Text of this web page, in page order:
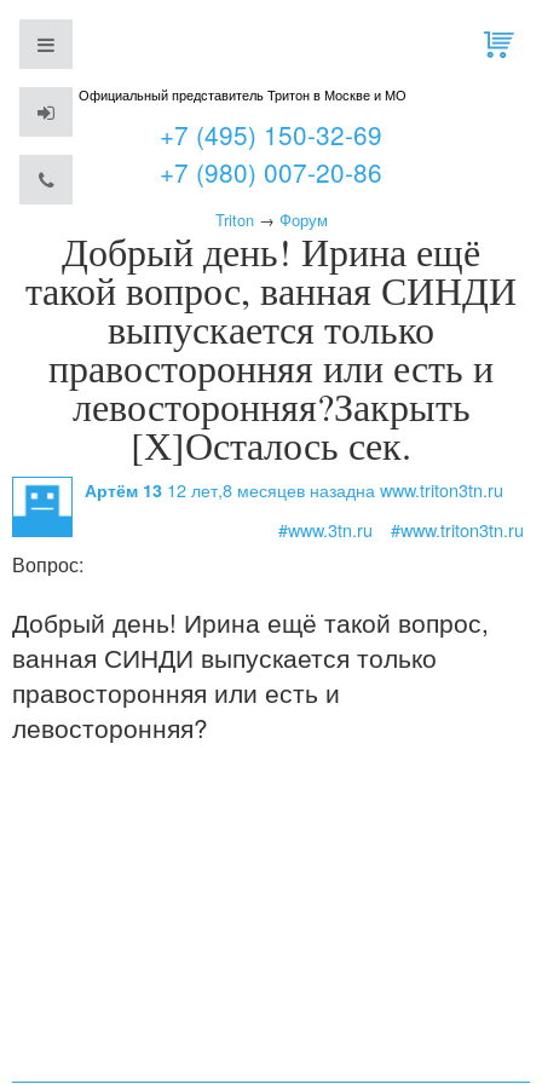
Официальный представитель Тритон в Москве и МО
+7 (495) 150-32-69
+7 (980) 007-20-86
Triton→ Форум
Добрый день! Ирина ещё
такой вопрос, ванная СИНДИ
выпускается только
правосторонняя или есть и
левосторонняя?Закрыть
[Х]Осталось сек.
Артём 13 12 лет,8 месяцев назадна www.triton3tn.ru
#www.3tn.ru
#www.triton3tn.ru
Вопрос:
Добрый день! Ирина ещё такой вопрос,
ванная СИНДИ выпускается только
правосторонняя или есть и
левосторонняя?